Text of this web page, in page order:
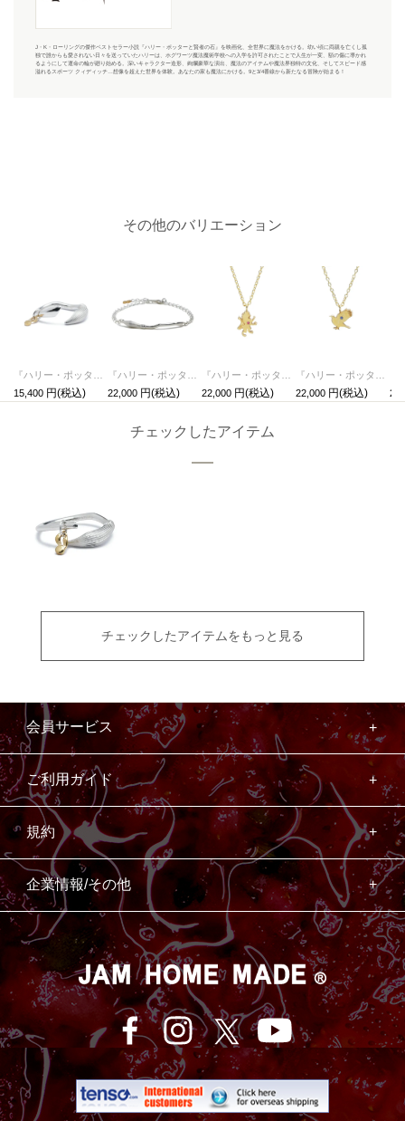
J・K・ローリングの傑作ベストセラー小説『ハリー・ポッターと賢者の石』を映画化、全世界に魔法をかける。幼い頃に両親を亡くし孤
独で誰からも愛されない日々を送っていたハリーは、ホグワーツ魔法魔術学校への入学を許可されたことで人生が一変、額の傷に導かれ
るようにして運命の輪が廻り始める。深いキャラクター造形、絢爛豪華な演出、魔法のアイテムや魔法界独特の文化、そしてスピード感
溢れるスポーツ クィディッチ…想像を超えた世界を体験。あなたの家も魔法にかける。9と3/4番線から新たなる冒険が始まる！
その他のバリエーション
『ハリー・ポッターと賢者の石』 ニンバス2000 & 金のスニッチ イヤーカフ (片耳用)
15,400
『ハリー・ポッターと賢者の石』 ニンバス2000 & 金のスニッチ ブレスレット
22,000
『ハリー・ポッターと賢者の石』 組分け帽子ネックレス - グリフィンドール
22,000
『ハリー・ポッターと賢者の石』 組分け帽子ネックレス - レイブンクロー
22,000
チェックしたアイテム
チェックしたアイテムをもっと見る
会員サービス
ご利用ガイド
規約
企業情報/その他